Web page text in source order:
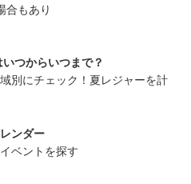
合もあり
つからいつまで？
別にチェック！夏レジャーを計
ンダー
ベントを探す